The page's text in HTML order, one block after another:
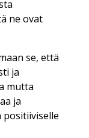
ne ovat
se, että
ja
mutta
ja
positiiviselle